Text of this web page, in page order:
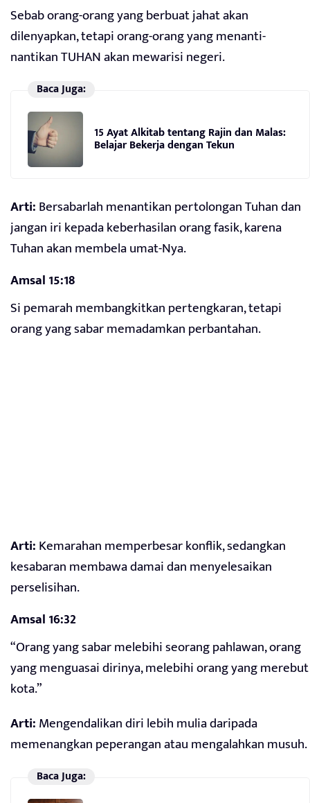
Sebab orang-orang yang berbuat jahat akan
dilenyapkan, tetapi orang-orang yang menanti-
nantikan TUHAN akan mewarisi negeri.
Baca Juga:
15 Ayat Alkitab tentang Rajin dan Malas:
Belajar Bekerja dengan Tekun
Arti:Bersabarlah menantikan pertolongan Tuhan dan
jangan iri kepada keberhasilan orang fasik, karena
Tuhan akan membela umat-Nya.
Amsal 15:18
Si pemarah membangkitkan pertengkaran, tetapi
orang yang sabar memadamkan perbantahan.
Arti:Kemarahan memperbesar konflik, sedangkan
kesabaran membawa damai dan menyelesaikan
perselisihan.
Amsal 16:32
“Orang yang sabar melebihi seorang pahlawan, orang
yang menguasai dirinya, melebihi orang yang merebut
kota.”
Arti:Mengendalikan diri lebih mulia daripada
memenangkan peperangan atau mengalahkan musuh.
Baca Juga: